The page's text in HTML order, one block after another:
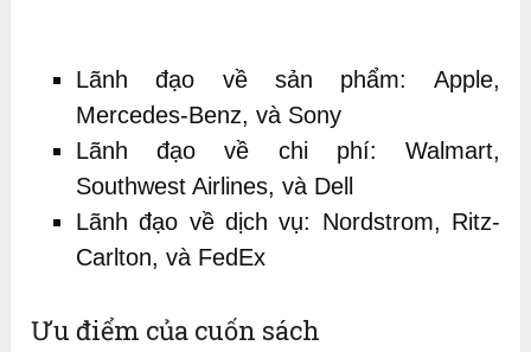
Lãnh đạo về sản phẩm: Apple,
Mercedes-Benz, và Sony
Lãnh đạo về chi phí: Walmart,
Southwest Airlines, và Dell
Lãnh đạo về dịch vụ: Nordstrom, Ritz-
Carlton, và FedEx
Ưu điểm của cuốn sách